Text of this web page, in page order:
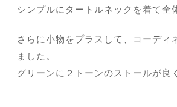
シンプルにタートルネックを着て全
さらに小物をプラスして、コーディ
ました。
グリーンに２トーンのストールが良